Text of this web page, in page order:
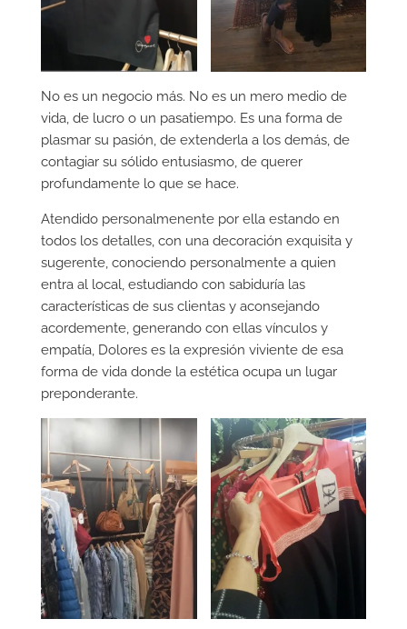
No es un negocio más. No es un mero medio de
vida, de lucro o un pasatiempo. Es una forma de
plasmar su pasión, de extenderla a los demás, de
contagiar su sólido entusiasmo, de querer
profundamente lo que se hace.
Atendido personalmenente por ella estando en
todos los detalles, con una decoración exquisita y
sugerente, conociendo personalmente a quien
entra al local, estudiando con sabiduría las
características de sus clientas y aconsejando
acordemente, generando con ellas vínculos y
empatía, Dolores es la expresión viviente de esa
forma de vida donde la estética ocupa un lugar
preponderante.